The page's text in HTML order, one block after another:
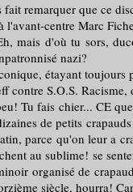
remarquer que ce
l'avant-centre Marc
d'où tu sors, ducon?
nazi?
étayant toujours
S.O.S. Racisme,
fais chier... CE que
de petits
parce qu'on leur a
au sublime! se
organisé de
siècle, hourra!